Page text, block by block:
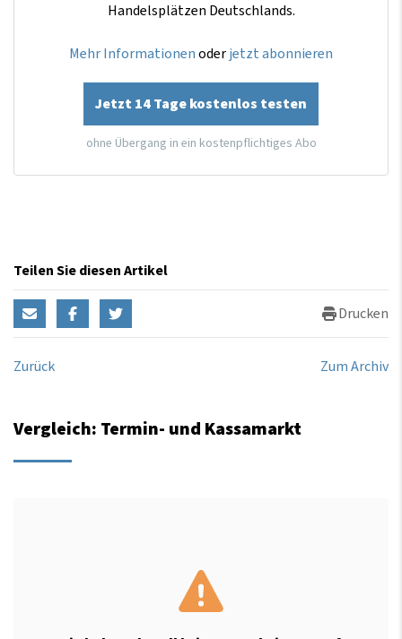
Handelsplätzen Deutschlands.
Mehr Informationenoderjetzt abonnieren
Jetzt 14 Tage kostenlos testen
ohne Übergang in ein kostenpflichtiges Abo
Teilen Sie diesen Artikel
Drucken
Zurück Zum Archiv
Vergleich: Termin- und Kassamarkt